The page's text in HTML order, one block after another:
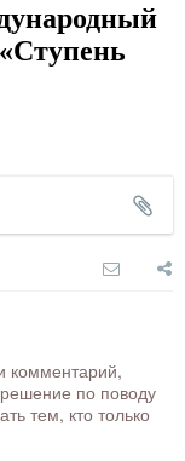
комментарий,
по поводу
тем, кто только